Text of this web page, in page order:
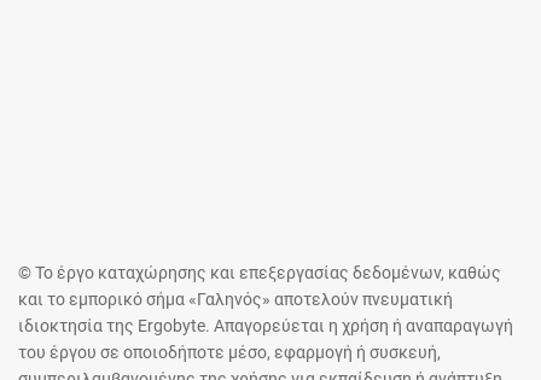
© Το έργο καταχώρησης και επεξεργασίας δεδομένων, καθώς
και το εμπορικό σήμα «Γαληνός» αποτελούν πνευματική
ιδιοκτησία της Ergobyte. Απαγορεύεται η χρήση ή αναπαραγωγή
του έργου σε οποιοδήποτε μέσο, εφαρμογή ή συσκευή,